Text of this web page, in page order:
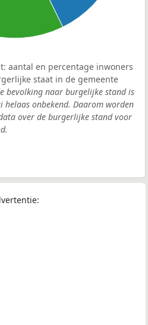
aantal en percentage inwoners
staat in de gemeente
bevolking naar burgelijke stand is
onbekend. Daarom worden
over de burgerlijke stand voor